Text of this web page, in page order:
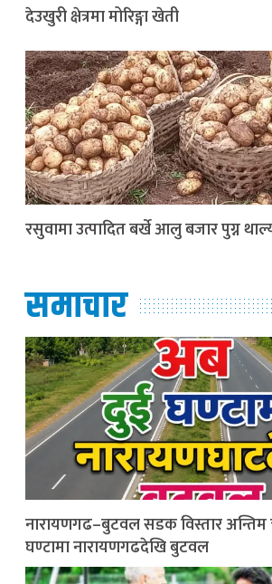
देउखुरी क्षेत्रमा मोरिङ्गा खेती
रसुवामा उत्पादित बर्खे आलु बजार पुग्न
समाचार
नारायणगढ–बुटवल सडक विस्तार
घण्टामा नारायणगढदेखि बुटवल